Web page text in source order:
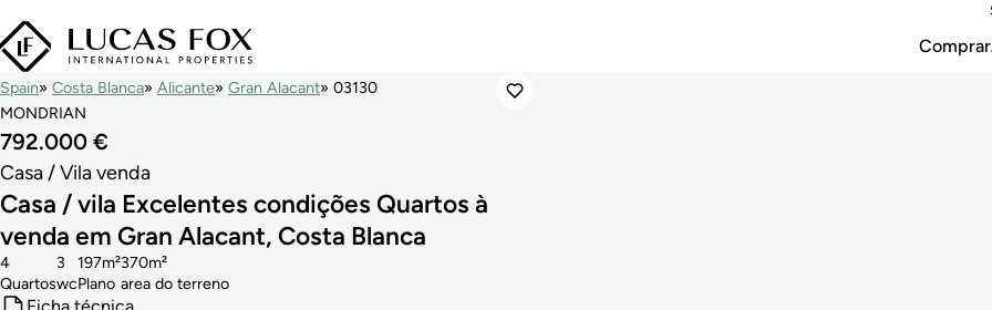
Comprar
Spain Costa Blanca Alicante Gran Alacant
03130
MONDRIAN
792.000 €
Casa / Vila venda
Casa / vila Excelentes condições Quartos à
venda em Gran Alacant, Costa Blanca
Quartos
4
wc
3
Plano
197m²
area do terreno
370m²